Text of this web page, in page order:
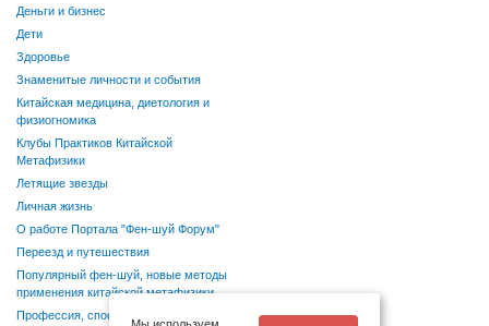
Деньги и бизнес
Дети
Здоровье
Знаменитые личности и события
Китайская медицина, диетология и
физиогномика
Клубы Практиков Китайской
Метафизики
Летящие звезды
Личная жизнь
О работе Портала "Фен-шуй Форум"
Переезд и путешествия
Популярный фен-шуй, новые методы
применения китайской метафизики
Профессия, способности, хобби